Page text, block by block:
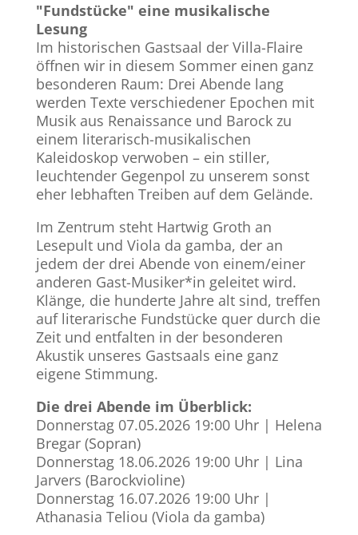
"Fundstücke" eine musikalische
Lesung
Im historischen Gastsaal der Villa-Flaire
öffnen wir in diesem Sommer einen ganz
besonderen Raum: Drei Abende lang
werden Texte verschiedener Epochen mit
Musik aus Renaissance und Barock zu
einem literarisch-musikalischen
Kaleidoskop verwoben – ein stiller,
leuchtender Gegenpol zu unserem sonst
eher lebhaften Treiben auf dem Gelände.
Im Zentrum steht Hartwig Groth an
Lesepult und Viola da gamba, der an
jedem der drei Abende von einem/einer
anderen Gast-Musiker*in geleitet wird.
Klänge, die hunderte Jahre alt sind, treffen
auf literarische Fundstücke quer durch die
Zeit und entfalten in der besonderen
Akustik unseres Gastsaals eine ganz
eigene Stimmung.
Die drei Abende im Überblick:
Donnerstag 07.05.2026 19:00 Uhr | Helena
Bregar (Sopran)
Donnerstag 18.06.2026 19:00 Uhr | Lina
Jarvers (Barockvioline)
Donnerstag 16.07.2026 19:00 Uhr |
Athanasia Teliou (Viola da gamba)